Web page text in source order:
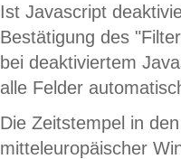
Ist Javascript
Bestätigung des
bei deaktiviertem
alle Felder
Die Zeitstempel in
mitteleuropäischer